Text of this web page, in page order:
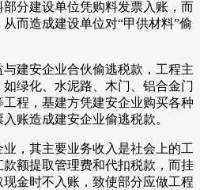
分建设单位凭购料发票入账，而
而造成建设单位对“甲供材料”偷
建安企业合伙偷逃税款，工程主
绿化、水泥路、木门、铝合金门
程，基建方凭建安企业购买各种
账造成建安企业偷逃税款。
，其主要业务收入是社会上的工
额提取管理费和代扣税款，而挂
金时不入账，致使部分应做工程